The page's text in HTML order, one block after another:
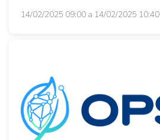
14/02/2025 09:00 a 14/02/2025 10:40